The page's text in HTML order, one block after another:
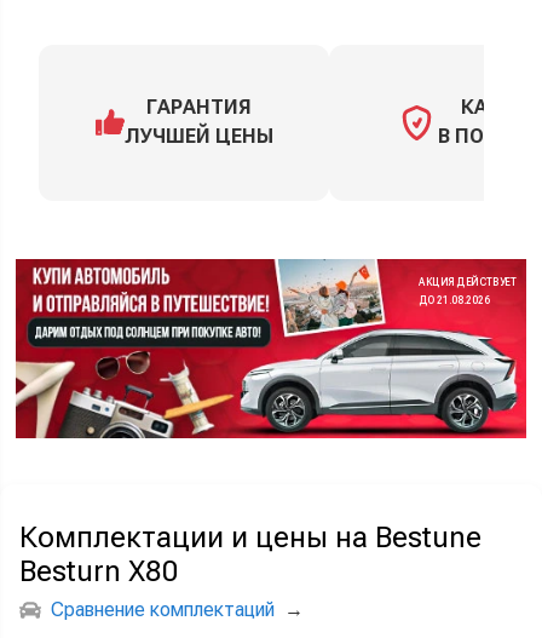
ГАРАНТИЯ
ЛУЧШЕЙ ЦЕНЫ
КАСКО
В
АКЦИЯ ДЕЙСТВУЕТ
ДО 21.08.2026
Комплектации и цены на Bestune
Besturn X80
Сравнение комплектаций →